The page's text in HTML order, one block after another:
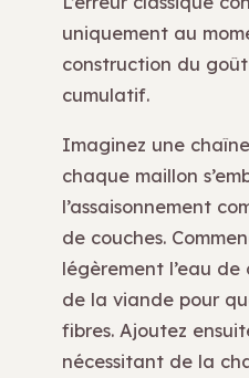
uniquement au
construction du
cumulatif.
Imaginez une
chaque maillon
l’assaisonnement
de couches.
légèrement l’eau de
de la viande pour
fibres. Ajoutez
nécessitant de la